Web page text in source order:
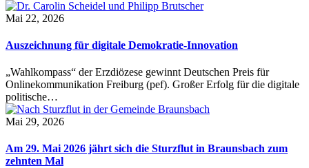
Mai 22, 2026
Auszeichnung für digitale Demokratie-Innovation
„Wahlkompass“ der Erzdiözese gewinnt Deutschen Preis für
Onlinekommunikation Freiburg (pef). Großer Erfolg für die digitale
politische…
Mai 29, 2026
Am 29. Mai 2026 jährt sich die Sturzflut in Braunsbach zum
zehnten Mal